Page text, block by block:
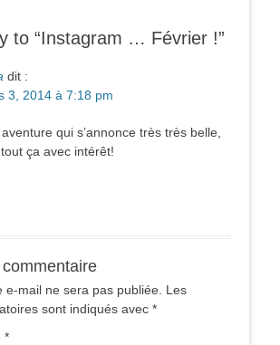
to “Instagram … Février !”
dit :
3, 2014 à 7:18 pm
qui s’annonce très très belle,
ça avec intérêt!
e-mail ne sera pas publiée.
Les
sont indiqués avec *
*